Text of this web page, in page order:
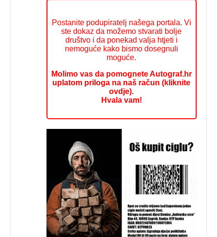
Postanite podupiratelj našega portala. Vi
ste dokaz da možemo stvarati bolje
društvo i da ponekad valja htjeti i
nemoguće kako bismo dosegnuli
moguće.
Molimo vas da pomognete Autograf.hr
uplatom priloga na naš račun (kliknite
ovdje).
Hvala vam!